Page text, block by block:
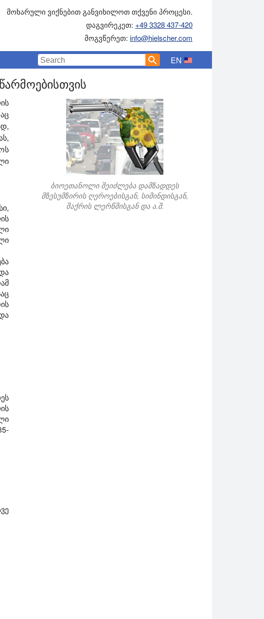
მოხარული ვიქნებით განვიხილოთ თქვენი პროცესი.
დაგვირეკეთ: +49 3328 437-420
მოგვწერეთ: info@hielscher.com
EN
ბიოეთანოლი შეიძლება დამზადდეს
მზესუმზირის ღეროებისგან, სიმინდისგან,
შაქრის ლერწმისგან და ა.შ.